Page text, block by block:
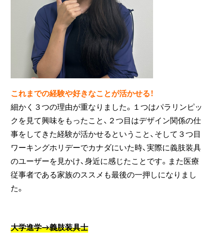
これまでの経験や好きなことが活かせる！
細かく３つの理由が重なりました。１つはパラリンピッ
クを見て興味をもったこと、２つ目はデザイン関係の仕
事をしてきた経験が活かせるということ、そして３つ目
ワーキングホリデーでカナダにいた時、実際に義肢装具
のユーザーを見かけ、身近に感じたことです。また医療
従事者である家族のススメも最後の一押しになりまし
た。
大学進学→義肢装具士